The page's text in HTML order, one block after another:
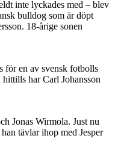
inte lyckades med – blev
bulldog som är döpt
18-årige sonen
för en av svensk fotbolls
har Carl Johansson
Jonas Wirmola. Just nu
tävlar ihop med Jesper